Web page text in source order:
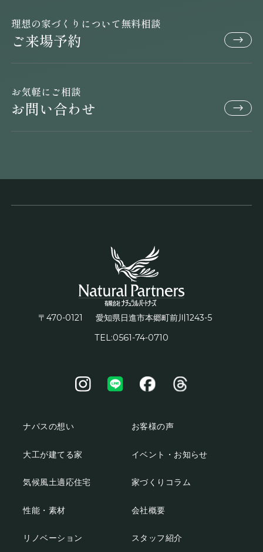
理想の家づくりについて無料相談
ご来場予約
お気軽にご相談
お問い合わせ
〒470-0121 愛知県日進市本郷町前川 1243-5
TEL:0561-74-0710
ナパスの想い
大工が建てる家
気候風土適応住宅
性能・素材
リノベーション
お客様の声
イベント・お知らせ
家づくりコラム
会社概要
スタッフ紹介